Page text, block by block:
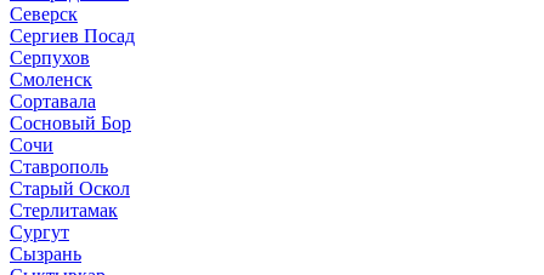
Северск
Сергиев Посад
Серпухов
Смоленск
Сортавала
Сосновый Бор
Сочи
Ставрополь
Старый Оскол
Стерлитамак
Сургут
Сызрань